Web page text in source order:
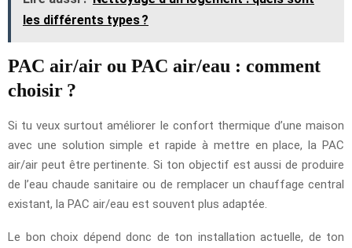
les différents types ?
PAC air/air ou PAC air/eau : comment
choisir ?
Si tu veux surtout améliorer le confort thermique d’une maison
avec une solution simple et rapide à mettre en place, la PAC
air/air peut être pertinente. Si ton objectif est aussi de produire
de l’eau chaude sanitaire ou de remplacer un chauffage central
existant, la PAC air/eau est souvent plus adaptée.
Le bon choix dépend donc de ton installation actuelle, de ton